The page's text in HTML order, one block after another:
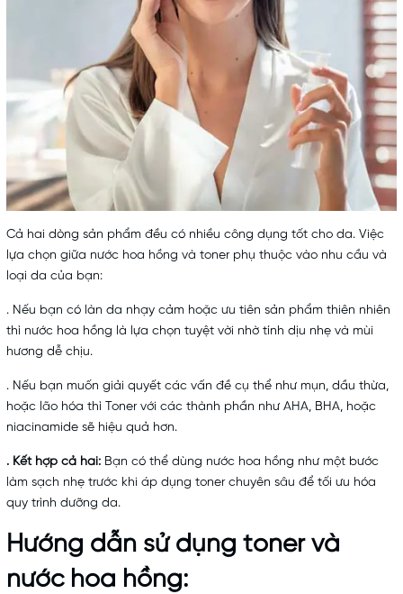
Cả hai dòng sản phẩm đều có nhiều công dụng tốt cho da. Việc
lựa chọn giữa nước hoa hồng và toner phụ thuộc vào nhu cầu và
loại da của bạn:
. Nếu bạn có làn da nhạy cảm hoặc ưu tiên sản phẩm thiên nhiên
thì nước hoa hồng là lựa chọn tuyệt vời nhờ tính dịu nhẹ và mùi
hương dễ chịu.
. Nếu bạn muốn giải quyết các vấn đề cụ thể như mụn, dầu thừa,
hoặc lão hóa thì Toner với các thành phần như AHA, BHA, hoặc
niacinamide sẽ hiệu quả hơn.
. Kết hợp cả hai: Bạn có thể dùng nước hoa hồng như một bước
làm sạch nhẹ trước khi áp dụng toner chuyên sâu để tối ưu hóa
quy trình dưỡng da.
Hướng dẫn sử dụng toner và
nước hoa hồng: